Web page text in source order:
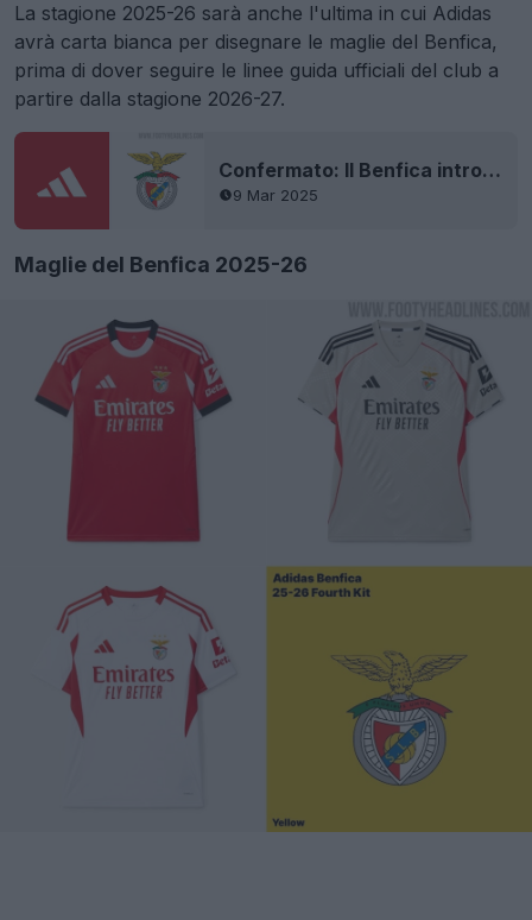
La stagione 2025-26 sarà anche l'ultima in cui Adidas
avrà carta bianca per disegnare le maglie del Benfica,
prima di dover seguire le linee guida ufficiali del club a
partire dalla stagione 2026-27.
Confermato: Il Benfica introduce le nuove linee guida per le maglie, vietando i loghi monocromatici
9 Mar 2025
Maglie del Benfica 2025-26